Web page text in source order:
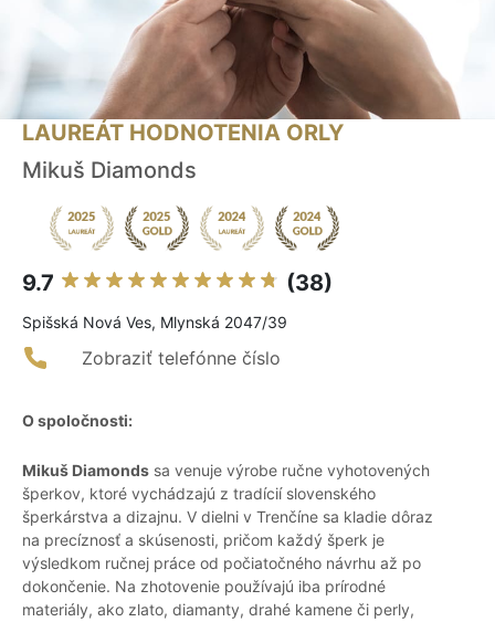
LAUREÁT HODNOTENIA ORLY
Mikuš Diamonds
9.7 (38)
Spišská Nová Ves, Mlynská 2047/39
Zobraziť telefónne číslo
O spoločnosti:
Mikuš Diamonds sa venuje výrobe ručne vyhotovených
šperkov, ktoré vychádzajú z tradícií slovenského
šperkárstva a dizajnu. V dielni v Trenčíne sa kladie dôraz
na precíznosť a skúsenosti, pričom každý šperk je
výsledkom ručnej práce od počiatočného návrhu až po
dokončenie. Na zhotovenie používajú iba prírodné
materiály, ako zlato, diamanty, drahé kamene či perly,